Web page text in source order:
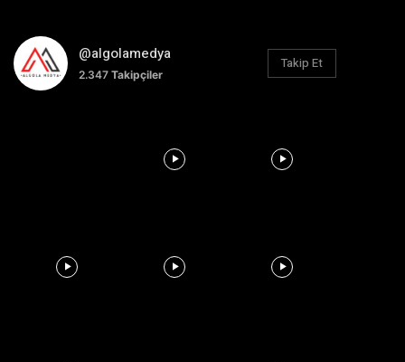
@algolamedya
2.347Takipçiler
Takip Et